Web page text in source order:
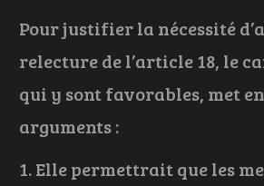
Pour justifier la nécessité
relecture de l’article 18, le
qui y sont favorables, met
arguments :
Elle permettrait que les